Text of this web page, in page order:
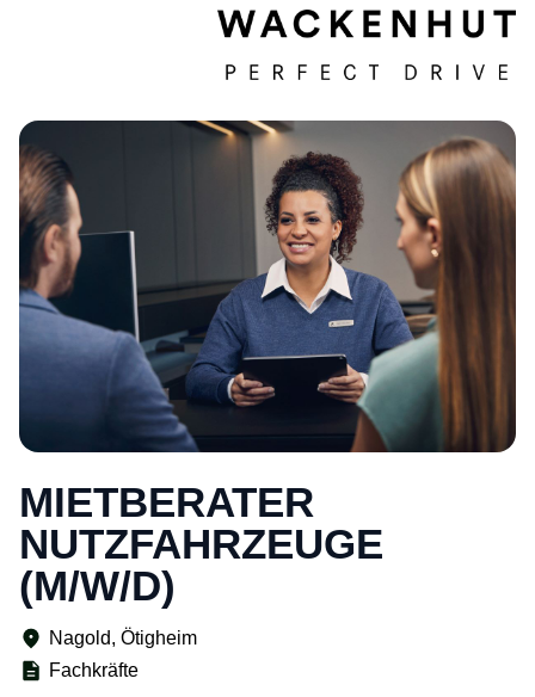
MIETBERATER
NUTZFAHRZEUGE
(M/W/D)
Nagold, Ötigheim
Fachkräfte